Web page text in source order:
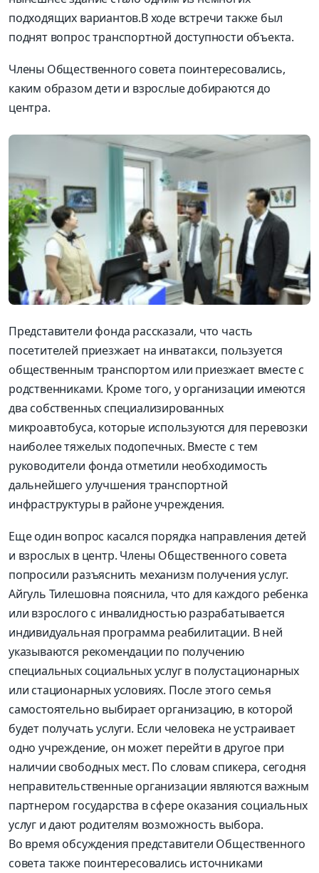
подходящих вариантов.В ходе встречи также был
поднят вопрос транспортной доступности объекта.
Члены Общественного совета поинтересовались,
каким образом дети и взрослые добираются до
центра.
Представители фонда рассказали, что часть
посетителей приезжает на инватакси, пользуется
общественным транспортом или приезжает вместе с
родственниками. Кроме того, у организации имеются
два собственных специализированных
микроавтобуса, которые используются для перевозки
наиболее тяжелых подопечных. Вместе с тем
руководители фонда отметили необходимость
дальнейшего улучшения транспортной
инфраструктуры в районе учреждения.
Еще один вопрос касался порядка направления детей
и взрослых в центр. Члены Общественного совета
попросили разъяснить механизм получения услуг.
Айгуль Тилешовна пояснила, что для каждого ребенка
или взрослого с инвалидностью разрабатывается
индивидуальная программа реабилитации. В ней
указываются рекомендации по получению
специальных социальных услуг в полустационарных
или стационарных условиях. После этого семья
самостоятельно выбирает организацию, в которой
будет получать услуги. Если человека не устраивает
одно учреждение, он может перейти в другое при
наличии свободных мест. По словам спикера, сегодня
неправительственные организации являются важным
партнером государства в сфере оказания социальных
услуг и дают родителям возможность выбора.
Во время обсуждения представители Общественного
совета также поинтересовались источниками